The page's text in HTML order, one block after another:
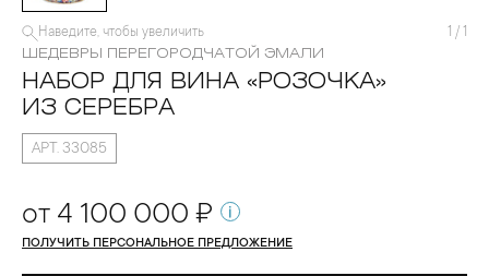
Наведите, чтобы увеличить 1 / 1
ШЕДЕВРЫ ПЕРЕГОРОДЧАТОЙ ЭМАЛИ
НАБОР ДЛЯ ВИНА «РОЗОЧКА»
ИЗ СЕРЕБРА
АРТ. 33085
от 4 100 000 ₽
ПОЛУЧИТЬ ПЕРСОНАЛЬНОЕ ПРЕДЛОЖЕНИЕ